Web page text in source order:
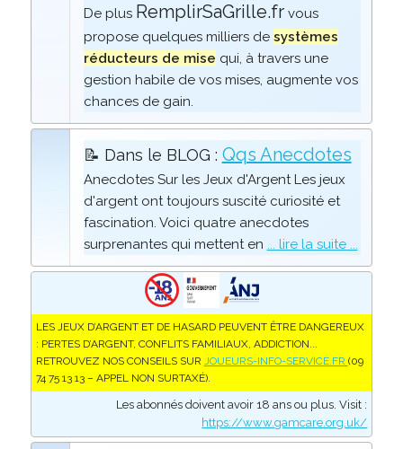
De plus RemplirSaGrille.frvous
propose quelques milliers de systèmes
réducteurs de mise qui, à travers une
gestion habile de vos mises, augmente vos
chances de gain.
📝 Dans le BLOG : Qqs Anecdotes
Anecdotes Sur les Jeux d'Argent Les jeux
d'argent ont toujours suscité curiosité et
fascination. Voici quatre anecdotes
surprenantes qui mettent en ... lire la suite ...
LES JEUX D’ARGENT ET DE HASARD PEUVENT ÊTRE DANGEREUX
: PERTES D’ARGENT, CONFLITS FAMILIAUX, ADDICTION...
RETROUVEZ NOS CONSEILS SUR JOUEURS-INFO-SERVICE.FR (09
74 75 13 13 – APPEL NON SURTAXÉ).
Les abonnés doivent avoir 18 ans ou plus. Visit :
https://www.gamcare.org.uk/